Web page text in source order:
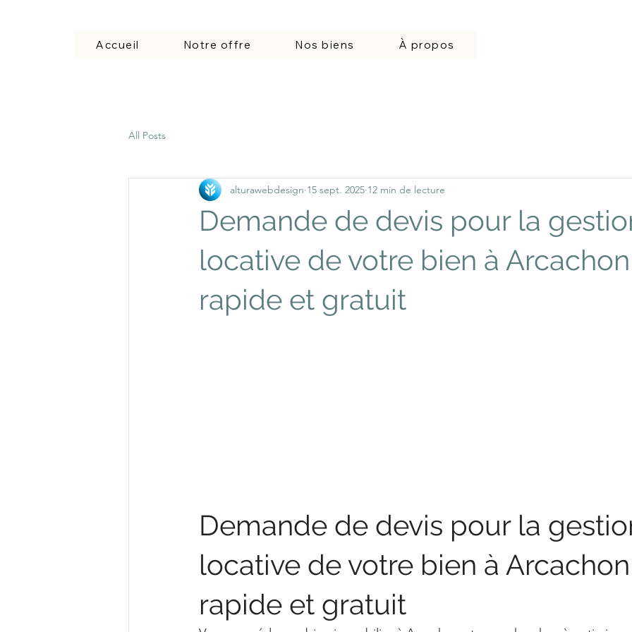
Accueil Notre offre Nos biens À propos
All Posts
Demande de devis pour la
locative de votre bien à
rapide et gratuit
alturawebdesign 15 sept. 2025 12 min de lecture
Demande de devis pour la
locative de votre bien à
rapide et gratuit